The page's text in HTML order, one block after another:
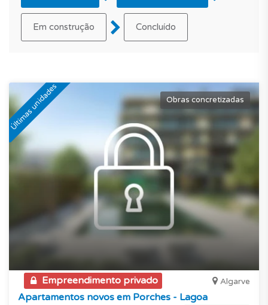
Em construção Concluído
Últimas unidades Obras concretizadas
Empreendimento privado Algarve
Apartamentos novos em Porches - Lagoa